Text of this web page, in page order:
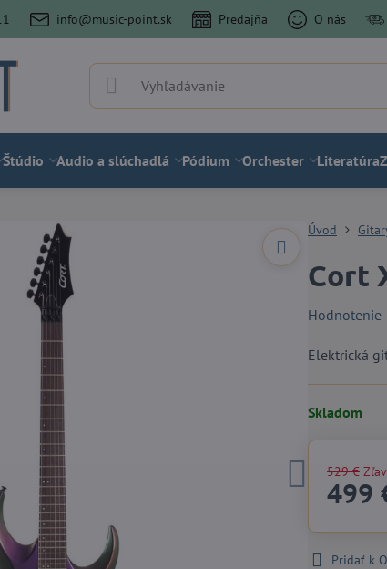
info@music-point.sk Predajňa O nás
Štúdio Audio a slúchadlá Pódium Orchester Literatúra
Úvod
Cort
Hodnotenie
Elektrická
Skladom
529 €
499
Pridať k